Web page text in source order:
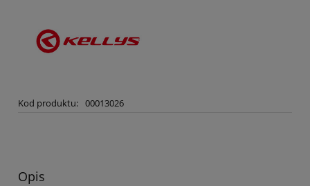
Kod produktu: 00013026
Opis